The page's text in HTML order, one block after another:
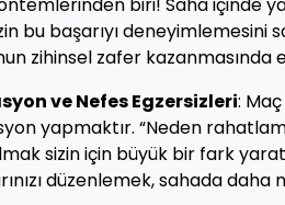
bu başarıyı deneyimlemesini
zihinsel zafer kazanmasında
ve Nefes Egzersizleri:
yapmaktır. “Neden
sizin için büyük bir fark
düzenlemek, sahada